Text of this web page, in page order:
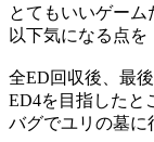
とてもいいゲーム
以下気になる点を
全ED回収後、最
ED4を目指したと
バグでユリの墓に